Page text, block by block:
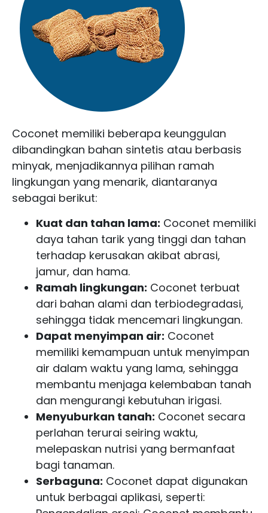
Coconet memiliki beberapa keunggulan
dibandingkan bahan sintetis atau berbasis
minyak, menjadikannya pilihan ramah
lingkungan yang menarik, diantaranya
sebagai berikut:
Kuat dan tahan lama: Coconet memiliki
daya tahan tarik yang tinggi dan tahan
terhadap kerusakan akibat abrasi,
jamur, dan hama.
Ramah lingkungan: Coconet terbuat
dari bahan alami dan terbiodegradasi,
sehingga tidak mencemari lingkungan.
Dapat menyimpan air: Coconet
memiliki kemampuan untuk menyimpan
air dalam waktu yang lama, sehingga
membantu menjaga kelembaban tanah
dan mengurangi kebutuhan irigasi.
Menyuburkan tanah: Coconet secara
perlahan terurai seiring waktu,
melepaskan nutrisi yang bermanfaat
bagi tanaman.
Serbaguna: Coconet dapat digunakan
untuk berbagai aplikasi, seperti: